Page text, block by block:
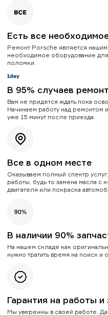
Есть все
Ремонт Porsche является
необходимое оборудование
поломки.
В 95% случаев
Вам не придется ждать пока
Начинаем работу над ремонтом
уже 15 минут после приезда.
Все в одном месте
Оказываем полный спектр
работы, будь то замена масла с
двигателя или покраска
В наличии 90%
На нашем складе как
нужно тратить время на поиск и
Гарантия на работы и
Мы уверенны в своей работе.